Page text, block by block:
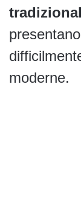
moderne.